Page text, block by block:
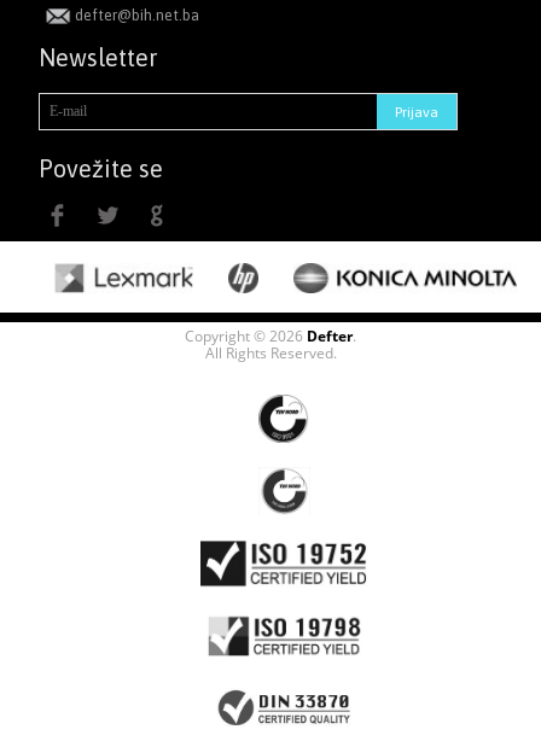
defter@bih.net.ba
Newsletter
Povežite se
Copyright © 2026 Defter.
All Rights Reserved.